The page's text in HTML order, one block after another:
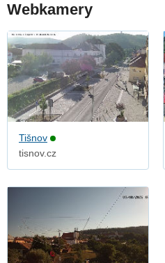
Webkamery
Tišnov
tisnov.cz